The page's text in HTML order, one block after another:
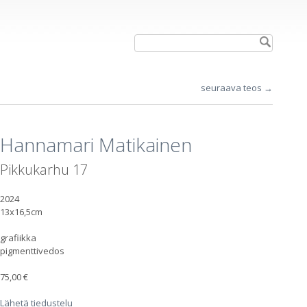
seuraava teos →
Hannamari Matikainen
Pikkukarhu 17
2024
13x16,5cm
grafiikka
pigmenttivedos
75,00 €
Lähetä tiedustelu